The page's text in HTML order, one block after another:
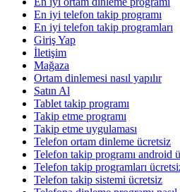
En iyi telefon takip programı
En iyi telefon takip programları
Giriş Yap
İletişim
Mağaza
Ortam dinlemesi nasıl yapılır
Satın Al
Tablet takip programı
Takip etme programı
Takip etme uygulaması
Telefon ortam dinleme ücretsiz
Telefon takip programı android
Telefon takip programları
Telefon takip sistemi ücretsiz